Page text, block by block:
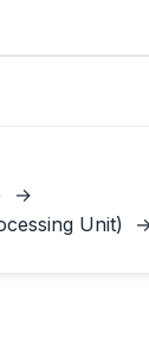
→
Unit)